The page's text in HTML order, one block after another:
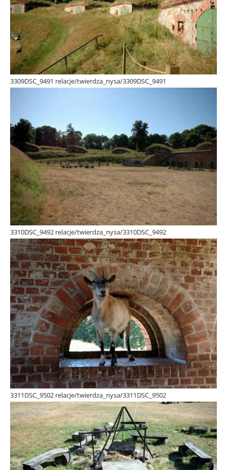
3309DSC_9491 relacje/twierdza_nysa/3309DSC_9491
3310DSC_9492 relacje/twierdza_nysa/3310DSC_9492
3311DSC_9502 relacje/twierdza_nysa/3311DSC_9502